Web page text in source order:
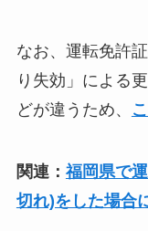
なお、運転免許
り失効」による
どが違うため、
関連： 福岡県で
切れ)をした場合